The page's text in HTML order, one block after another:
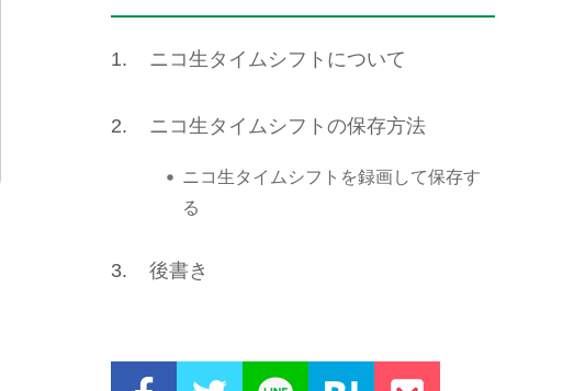
1. ニコ生タイムシフトについて
2. ニコ生タイムシフトの保存方法
ニコ生タイムシフトを録画して保存す
る
3. 後書き